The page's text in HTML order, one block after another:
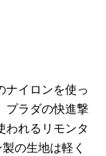
ナイロンを使っ
プラダの快進撃
われるリモンタ
の生地は軽く